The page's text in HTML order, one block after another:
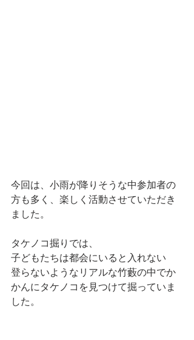
今回は、小雨が降りそうな中参加者の
方も多く、楽しく活動させていただき
ました。
タケノコ掘りでは、
子どもたちは都会にいると入れない
登らないようなリアルな竹藪の中でか
かんにタケノコを見つけて掘っていま
した。